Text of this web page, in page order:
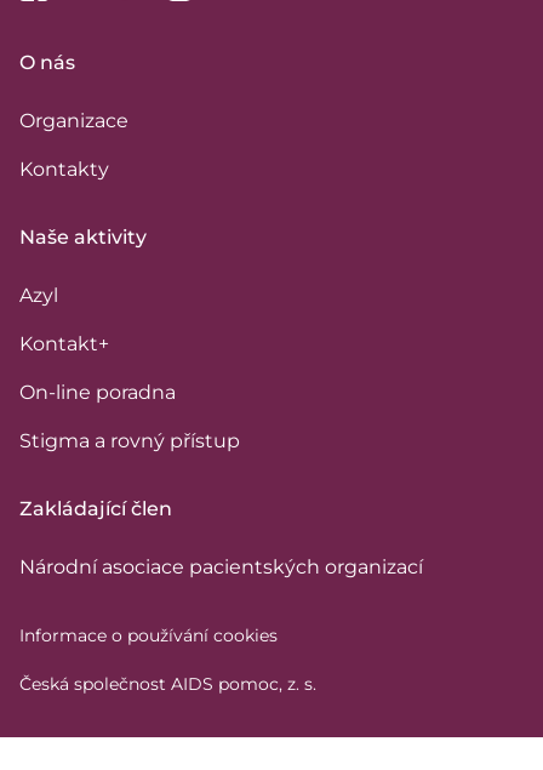
O nás
Organizace
Kontakty
Naše aktivity
Azyl
Kontakt+
On-line poradna
Stigma a rovný přístup
Zakládající člen
Národní asociace pacientských organizací
Informace o používání cookies
Česká společnost AIDS pomoc, z. s.